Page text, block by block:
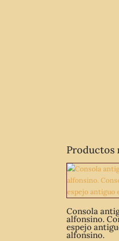
Productos
Consola
alfonsino.
espejo
alfonsino.